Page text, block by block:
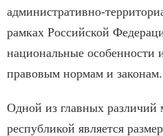
административно-
рамках Российской
национальные особенности
правовым нормам и законам.
Одной из главных различий
республикой является